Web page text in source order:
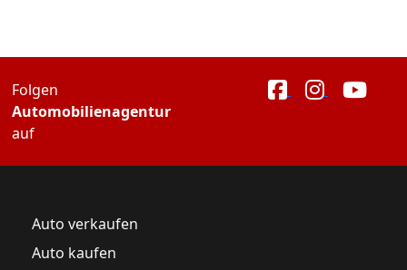
Folgen
Automobilienagentur
auf
Auto verkaufen
Auto kaufen